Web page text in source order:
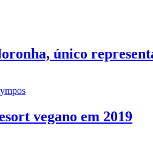
único
vegano em 2019